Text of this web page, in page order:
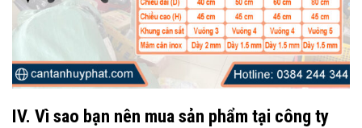
IV. Vì sao bạn nên mua sản phẩm tại công ty